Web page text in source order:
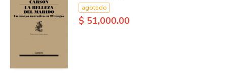
agotado
$ 51,000.00